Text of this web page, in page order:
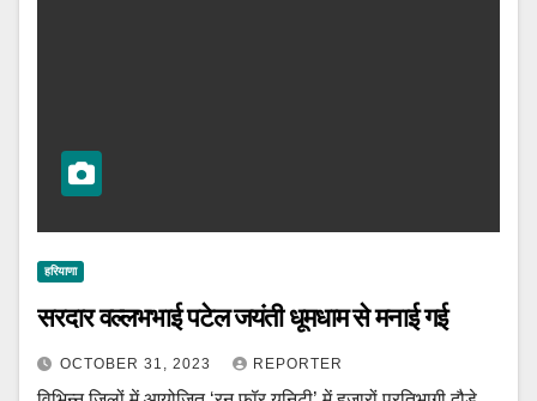
हरियाणा
सरदार वल्लभभाई पटेल जयंती धूमधाम से मनाई गई
OCTOBER 31, 2023 REPORTER